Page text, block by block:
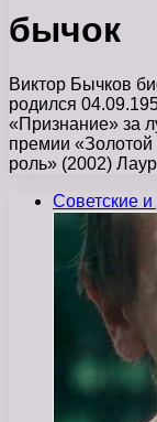
бычок
Виктор Бычков
родился
«Признание» за
премии
роль» (2002)
Советские и